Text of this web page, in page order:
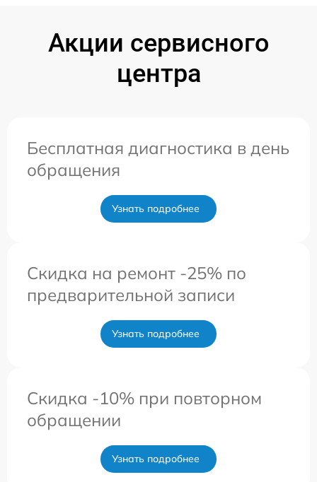
Акции сервисного
центра
Бесплатная диагностика в день
обращения
Узнать подробнее
Скидка на ремонт -25% по
предварительной записи
Узнать подробнее
Скидка -10% при повторном
обращении
Узнать подробнее